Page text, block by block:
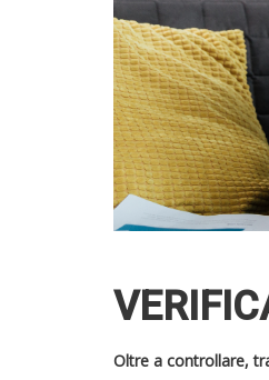
Oltre a controllare,